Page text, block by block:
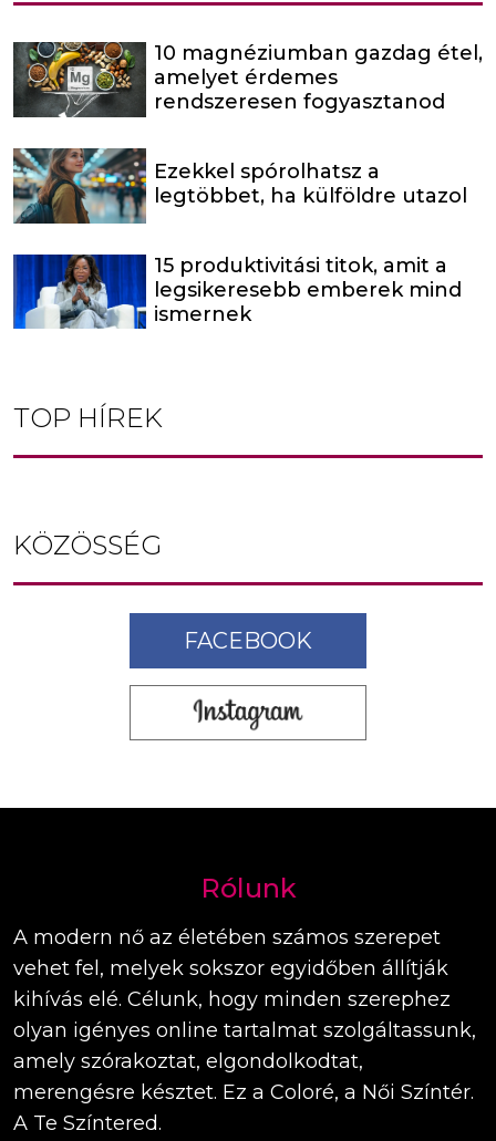
10 magnéziumban gazdag étel,
amelyet érdemes
rendszeresen fogyasztanod
Ezekkel spórolhatsz a
legtöbbet, ha külföldre utazol
15 produktivitási titok, amit a
legsikeresebb emberek mind
ismernek
TOP HÍREK
KÖZÖSSÉG
FACEBOOK
Rólunk
A modern nő az életében számos szerepet
vehet fel, melyek sokszor egyidőben állítják
kihívás elé. Célunk, hogy minden szerephez
olyan igényes online tartalmat szolgáltassunk,
amely szórakoztat, elgondolkodtat,
merengésre késztet. Ez a Coloré, a Női Színtér.
A Te Színtered.